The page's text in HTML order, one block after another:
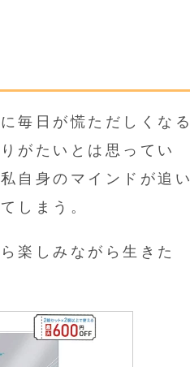
毎日が慌ただしくなる
がたいとは思ってい
自身のマインドが追い
しまう。
楽しみながら生きた